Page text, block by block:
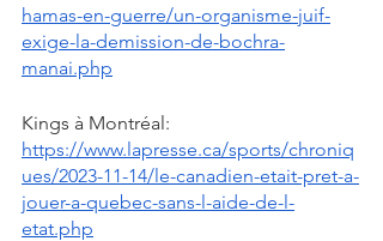
hamas-en-guerre/un-organisme-juif-
exige-la-demission-de-bochra-
manai.php
Kings à Montréal:
https://www.lapresse.ca/sports/chroniq
ues/2023-11-14/le-canadien-etait-pret-a-
jouer-a-quebec-sans-l-aide-de-l-
etat.php